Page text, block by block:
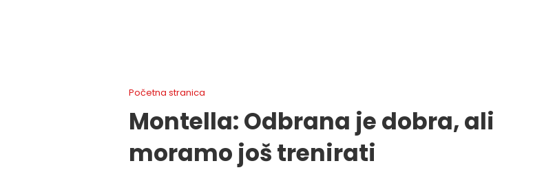
Početna stranica
Montella: Odbrana je dobra, ali
moramo još trenirati